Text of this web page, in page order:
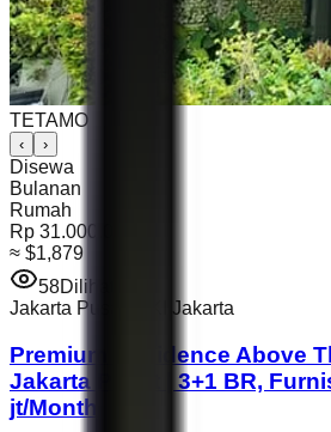
TETAMO
‹ ›
Disewa
Bulanan
Rumah
Rp 31.000.000
≈ $1,879
58Dilihat
Jakarta Pusat
DKI Jakarta
Premium Residence Above
Jakarta Pusat | 3+1 BR,
jt/Month